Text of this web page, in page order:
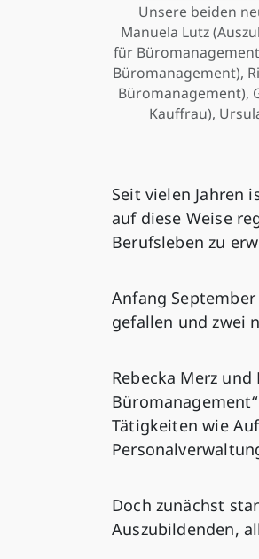
Unsere beiden
Manuela Lutz
für
Büromanagement),
Büromanagement),
Kauffrau),
Seit vielen Jahren
auf diese Weise
Berufsleben zu
Anfang
gefallen und zwei
Rebecka Merz
Tätigkeiten wie
Doch zunächst
Auszubildenden,